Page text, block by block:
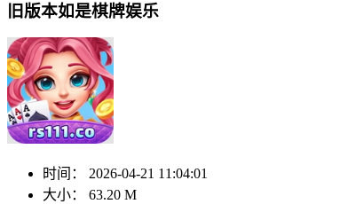
旧版本如是棋牌娱乐
时间：
2026-04-21 11:04:01
大小：
63.20 M